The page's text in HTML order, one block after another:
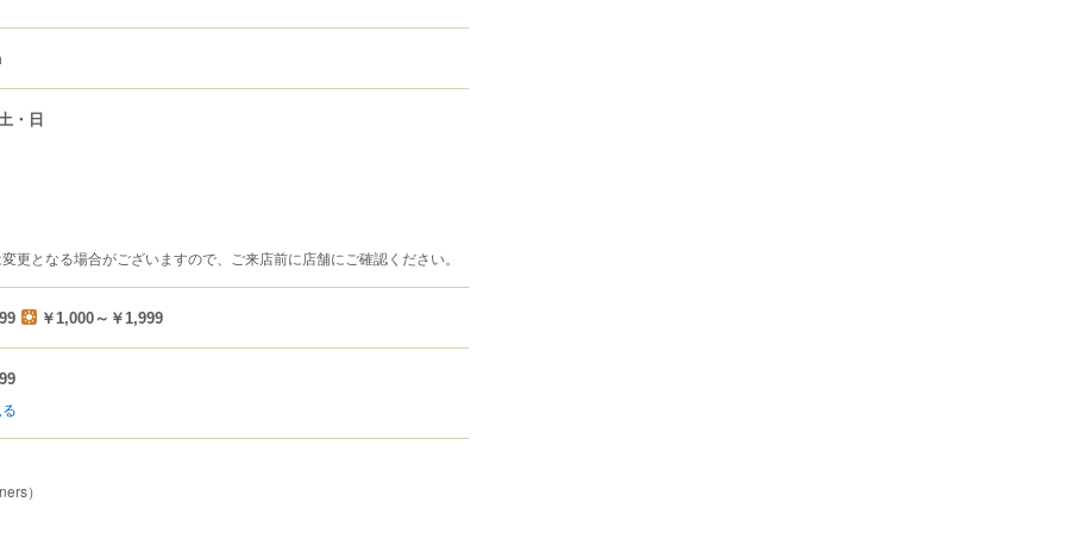
・日
更となる場合がございますので、ご来店前に店舗にご確認ください。
￥1,000～￥1,999
）